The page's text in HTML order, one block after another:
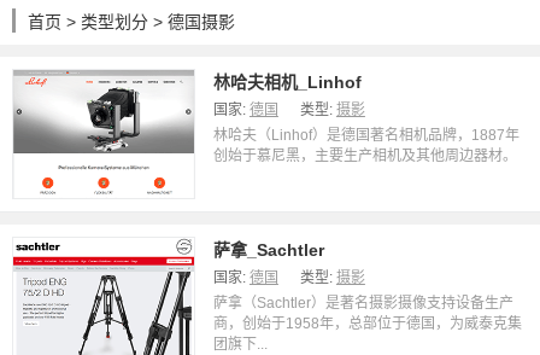
首页 > 类型划分 > 德国摄影
林哈夫相机_Linhof
国家: 德国 类型: 摄影
林哈夫（Linhof）是德国著名相机品牌，1887年
创始于慕尼黑，主要生产相机及其他周边器材。
萨拿_Sachtler
国家: 德国 类型: 摄影
萨拿（Sachtler）是著名摄影摄像支持设备生产
商，创始于1958年，总部位于德国，为威泰克集
团旗下...